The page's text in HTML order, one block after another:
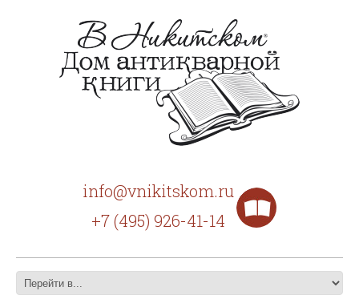
info@vnikitskom.ru
+7 (495) 926-41-14